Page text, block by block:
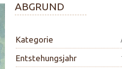
ABGRUND
Kategorie
Entstehungsjahr